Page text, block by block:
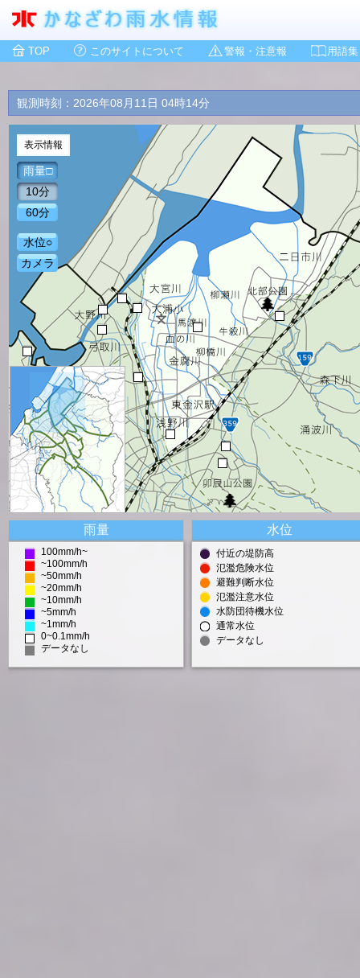
TOP このサイトについて 警報・注意報 用語集
観測時刻：2026年08月11日 04時14分
表示情報
雨量□
10分
60分
水位○
カメラ
雨量
100mm/h~
~100mm/h
~50mm/h
~20mm/h
~10mm/h
~5mm/h
~1mm/h
0~0.1mm/h
データなし
水位
付近の堤防高
氾濫危険水位
避難判断水位
氾濫注意水位
水防団待機水位
通常水位
データなし